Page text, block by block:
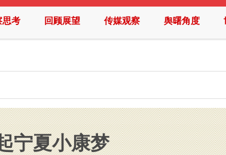
思考 回顾展望 传媒观察 舆曙角度
宁夏小康梦